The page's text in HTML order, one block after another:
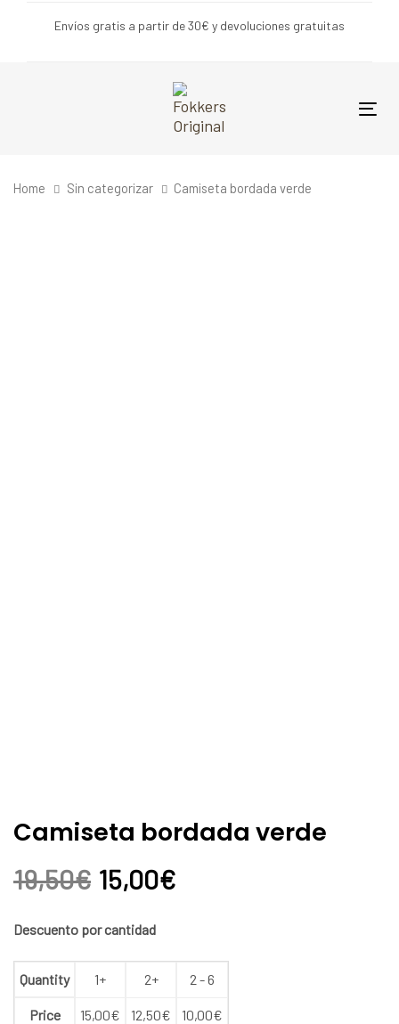
Envíos gratis a partir de 30€ y devoluciones gratuitas
Home Sin categorizar Camiseta bordada verde
Camiseta bordada verde
19,50€ 15,00€
Descuento por cantidad
Quantity 1+ 2+ 2 - 6
Price 15,00€ 12,50€ 10,00€